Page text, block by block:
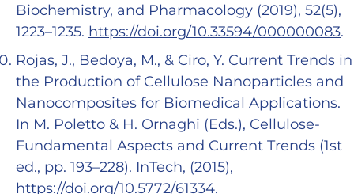
Biochemistry, and Pharmacology (2019), 52(5),
1223–1235. https://doi.org/10.33594/000000083.
Rojas, J., Bedoya, M., & Ciro, Y. Current Trends in
the Production of Cellulose Nanoparticles and
Nanocomposites for Biomedical Applications.
In M. Poletto & H. Ornaghi (Eds.), Cellulose-
Fundamental Aspects and Current Trends (1st
ed., pp. 193–228). InTech, (2015),
https://doi.org/10.5772/61334.